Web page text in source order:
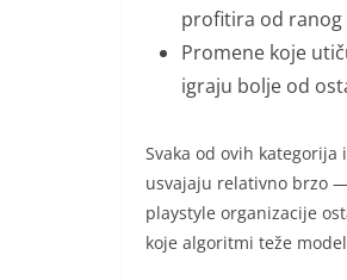
profitira od ranog
Promene koje
igraju bolje od
Svaka od ovih
usvajaju relativno brzo
playstyle organizacije
koje algoritmi teže